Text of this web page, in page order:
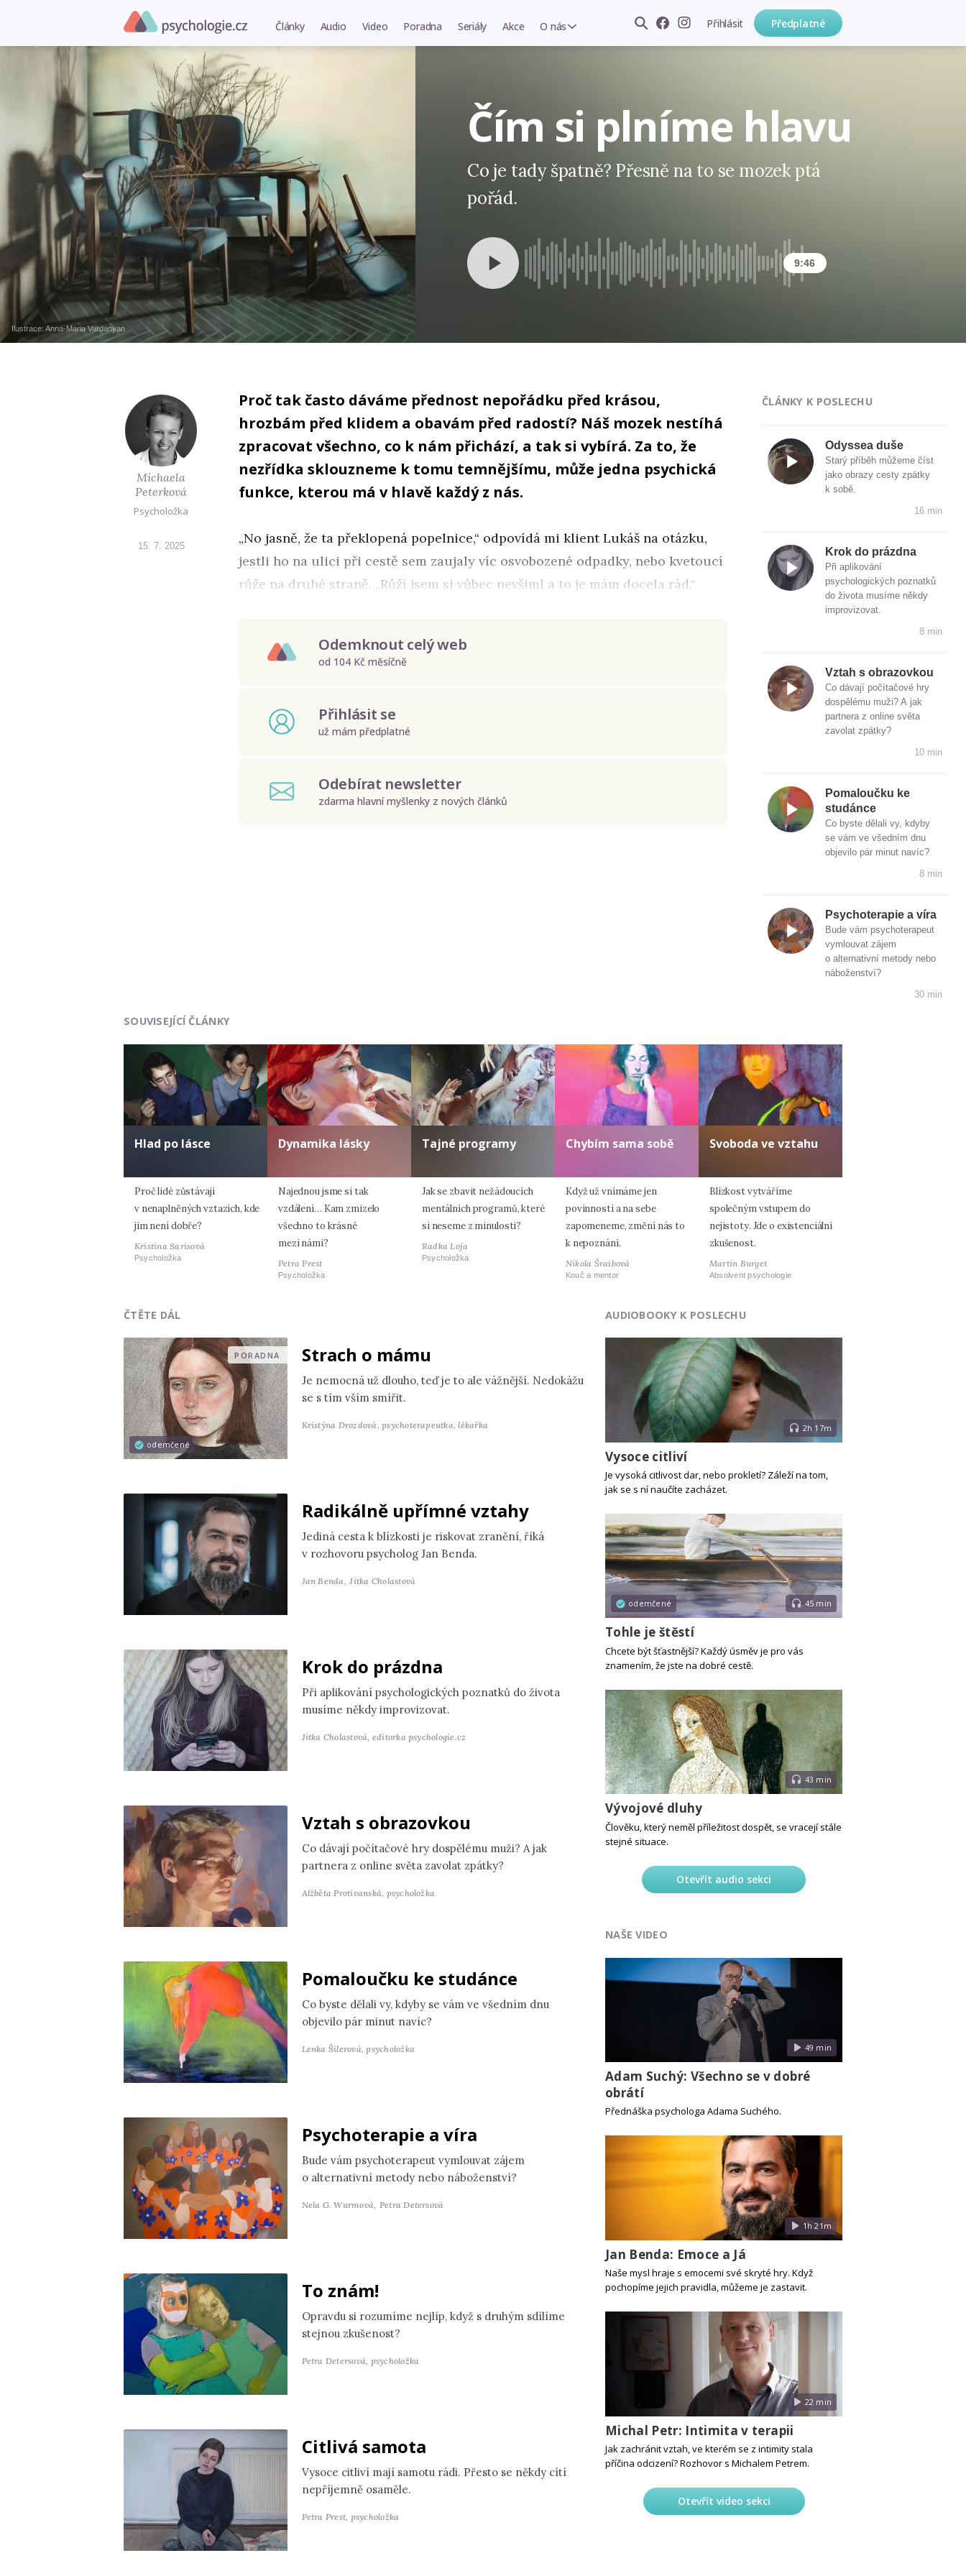
Články Audio Video Poradna Seriály Akce O nás Přihlásit Předplatné
Ilustrace: Anna-Maria Vardanyan
Čím si plníme hlavu
Co je tady špatně? Přesně na to se mozek ptá
pořád.
9:46
Michaela
Peterková
Psycholožka
15. 7. 2025
Proč tak často dáváme přednost nepořádku před krásou,
hrozbám před klidem a obavám před radostí? Náš mozek nestíhá
zpracovat všechno, co k nám přichází, a tak si vybírá. Za to, že
nezřídka sklouzneme k tomu temnějšímu, může jedna psychická
funkce, kterou má v hlavě každý z nás.
„No jasně, že ta překlopená popelnice,“ odpovídá mi klient Lukáš na otázku,
jestli ho na ulici při cestě sem zaujaly víc osvobozené odpadky, nebo kvetoucí
růže na druhé straně. „Růží jsem si vůbec nevšiml a to je mám docela rád.“
Odemknout celý web
od 104 Kč měsíčně
Přihlásit se
už mám předplatné
Odebírat newsletter
zdarma hlavní myšlenky z nových článků
ČLÁNKY K POSLECHU
Odyssea duše
Starý příběh můžeme číst
jako obrazy cesty zpátky
k sobě.
16 min
Krok do prázdna
Při aplikování
psychologických poznatků
do života musíme někdy
improvizovat.
8 min
Vztah s obrazovkou
Co dávají počítačové hry
dospělému muži? A jak
partnera z online světa
zavolat zpátky?
10 min
Pomaloučku ke
studánce
Co byste dělali vy, kdyby
se vám ve všedním dnu
objevilo pár minut navíc?
8 min
Psychoterapie a víra
Bude vám psychoterapeut
vymlouvat zájem
o alternativní metody nebo
náboženství?
30 min
SOUVISEJÍCÍ ČLÁNKY
Hlad po lásce
Proč lidé zůstávají
v nenaplněných vztazích, kde
jim není dobře?
Kristina Sarisová
Psycholožka
Dynamika lásky
Najednou jsme si tak
vzdálení… Kam zmizelo
všechno to krásné
mezi námi?
Petra Prest
Psycholožka
Tajné programy
Jak se zbavit nežádoucích
mentálních programů, které
si neseme z minulosti?
Radka Loja
Psycholožka
Chybím sama sobě
Když už vnímáme jen
povinnosti a na sebe
zapomeneme, změní nás to
k nepoznání.
Nikola Šraibová
Kouč a mentor
Svoboda ve vztahu
Blízkost vytváříme
společným vstupem do
nejistoty. Jde o existenciální
zkušenost.
Martin Burget
Absolvent psychologie
ČTĚTE DÁL
odemčené
PORADNA Strach o mámu
Je nemocná už dlouho, teď je to ale vážnější. Nedokážu
se s tím vším smířit.
Kristýna Drozdová,psychoterapeutka, lékařka
Radikálně upřímné vztahy
Jediná cesta k blízkosti je riskovat zranění, říká
v rozhovoru psycholog Jan Benda.
Jan Benda, Jitka Cholastová
Krok do prázdna
Při aplikování psychologických poznatků do života
musíme někdy improvizovat.
Jitka Cholastová, editorka psychologie.cz
Vztah s obrazovkou
Co dávají počítačové hry dospělému muži? A jak
partnera z online světa zavolat zpátky?
Alžběta Protivanská, psycholožka
Pomaloučku ke studánce
Co byste dělali vy, kdyby se vám ve všedním dnu
objevilo pár minut navíc?
Lenka Šilerová,psycholožka
Psychoterapie a víra
Bude vám psychoterapeut vymlouvat zájem
o alternativní metody nebo náboženství?
Nela G. Wurmová, Petra Detersová
To znám!
Opravdu si rozumíme nejlíp, když s druhým sdílíme
stejnou zkušenost?
Petra Detersová, psycholožka
Citlivá samota
Vysoce citliví mají samotu rádi. Přesto se někdy cítí
nepříjemně osaměle.
Petra Prest, psycholožka
AUDIOBOOKY K POSLECHU
2h 17m
Vysoce citliví
Je vysoká citlivost dar, nebo prokletí? Záleží na tom,
jak se s ní naučíte zacházet.
odemčené 45 min
Tohle je štěstí
Chcete být šťastnější? Každý úsměv je pro vás
znamením, že jste na dobré cestě.
43 min
Vývojové dluhy
Člověku, který neměl příležitost dospět, se vracejí stále
stejné situace.
Otevřít audio sekci
NAŠE VIDEO
49 min
Adam Suchý: Všechno se v dobré
obrátí
Přednáška psychologa Adama Suchého.
1h 21m
Jan Benda: Emoce a Já
Naše mysl hraje s emocemi své skryté hry. Když
pochopíme jejich pravidla, můžeme je zastavit.
22 min
Michal Petr: Intimita v terapii
Jak zachránit vztah, ve kterém se z intimity stala
příčina odcizení? Rozhovor s Michalem Petrem.
Otevřít video sekci